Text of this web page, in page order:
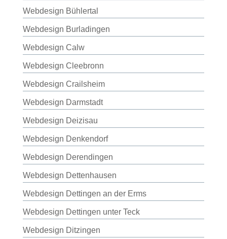
Webdesign Bühlertal
Webdesign Burladingen
Webdesign Calw
Webdesign Cleebronn
Webdesign Crailsheim
Webdesign Darmstadt
Webdesign Deizisau
Webdesign Denkendorf
Webdesign Derendingen
Webdesign Dettenhausen
Webdesign Dettingen an der Erms
Webdesign Dettingen unter Teck
Webdesign Ditzingen